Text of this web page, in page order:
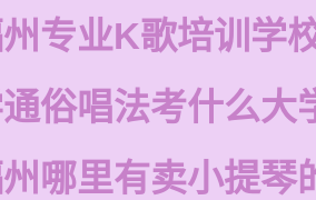
专业K歌培训学
俗唱法考什么大
哪里有卖小提琴